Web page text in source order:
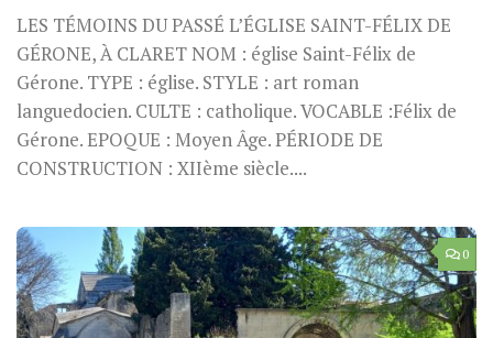
LES TÉMOINS DU PASSÉ L’ÉGLISE SAINT-FÉLIX DE
GÉRONE, À CLARET NOM : église Saint-Félix de
Gérone. TYPE : église. STYLE : art roman
languedocien. CULTE : catholique. VOCABLE :Félix de
Gérone. EPOQUE : Moyen Âge. PÉRIODE DE
CONSTRUCTION : XIIème siècle....
0